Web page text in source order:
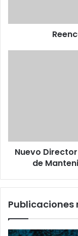
Mantenimiento
enNuevo
de